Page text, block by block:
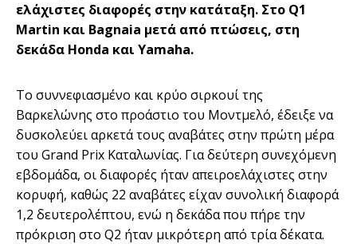
ελάχιστες διαφορές στην κατάταξη. Στο Q1
Martin και Bagnaia μετά από πτώσεις, στη
δεκάδα Honda και Yamaha.
Το συννεφιασμένο και κρύο σιρκουί της
Βαρκελώνης στο προάστιο του Μοντμελό, έδειξε να
δυσκολεύει αρκετά τους αναβάτες στην πρώτη μέρα
του Grand Prix Καταλωνίας. Για δεύτερη συνεχόμενη
εβδομάδα, οι διαφορές ήταν απειροελάχιστες στην
κορυφή, καθώς 22 αναβάτες είχαν συνολική διαφορά
1,2 δευτερολέπτου, ενώ η δεκάδα που πήρε την
πρόκριση στο Q2 ήταν μικρότερη από τρία δέκατα.